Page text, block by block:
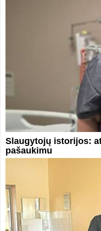
Slaugytojų istorijos:
pašaukimu